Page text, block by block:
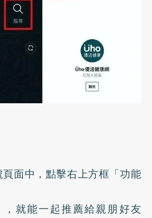
面中，點擊右上方框「功能
就能一起推薦給親朋好友